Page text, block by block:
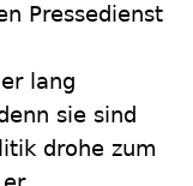
Pressedienst
lang
sie sind
drohe zum